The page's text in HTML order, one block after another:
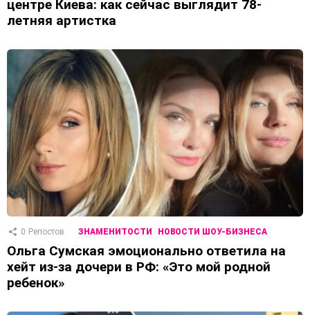
центре Киева: как сейчас выглядит 78-
летняя артистка
0 Репостов ЗНАМЕНИТОСТИ НОВОСТИ ШОУ-БИЗНЕСА
Ольга Сумская эмоционально ответила на
хейт из-за дочери в РФ: «Это мой родной
ребенок»